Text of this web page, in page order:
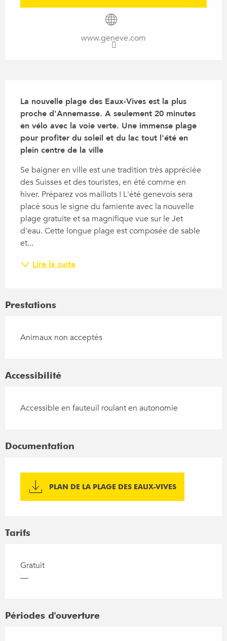
www.geneve.com
La nouvelle plage des Eaux-Vives est la plus
proche d'Annemasse. A seulement 20 minutes
en vélo avec la voie verte. Une immense plage
pour profiter du soleil et du lac tout l'été en
plein centre de la ville
Se baigner en ville est une tradition très appréciée
des Suisses et des touristes, en été comme en
hiver. Préparez vos maillots ! L'été genevois sera
placé sous le signe du farniente avec la nouvelle
plage gratuite et sa magnifique vue sur le Jet
d'eau. Cette longue plage est composée de sable
et...
Lire la suite
Prestations
Animaux non acceptés
Accessibilité
Accessible en fauteuil roulant en autonomie
Documentation
PLAN DE LA PLAGE DES EAUX-VIVES
Tarifs
Gratuit
—
Périodes d'ouverture